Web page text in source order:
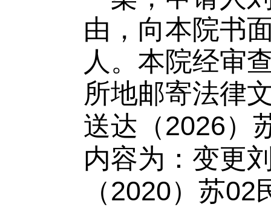
由，向本院书
人。 本院经审
所地邮寄法律
送达（2026）
内容为： 变更
（2020）苏02